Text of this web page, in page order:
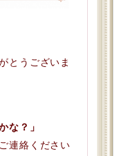
とうございま
な？」
連絡ください